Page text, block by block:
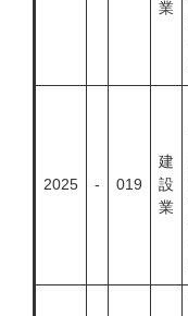
業
2025 - 019
建
設
業